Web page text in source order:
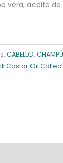
vera, aceite
CABELLO, CHAMPÚ
Castor Oil